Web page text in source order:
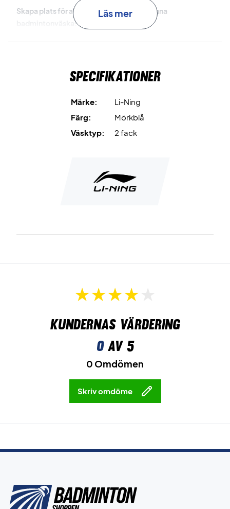
Skapa plats för all din utrustning - köp denna
badmintonväska!
Läs mer
Specifikationer
Märke:
Li-Ning
Färg:
Mörkblå
Väsktyp:
2 fack
Kundernas värdering
0av 5
0 Omdömen
Skriv omdöme